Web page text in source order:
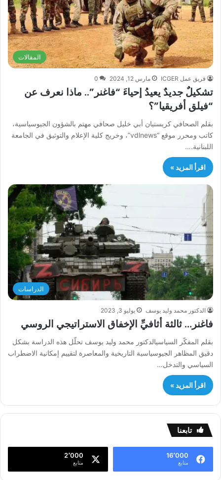
المقالات
فريق عمل ICGER مارس 12, 2024 0
تشكيلٌ جديدٌ يعيدُ إحياءَ “فاغنر”.. ماذا نعرف عن
“فيلق أفريقيا”؟
بقلم الصحافي كريستيان أبي خليل صحافي مهتم بالشؤون الجيوسياسية،
كاتب ومحرر موقع “vdlnews”، وخريج كلية الإعلام والتوثيق في الجامعة
اللبنانية.…
اقرأ المزيد »
الدراسات
الدكتور محمد وليد يوسف يوليو 3, 2023
فاغنر… ثالثة أثافيِّ الإخفاق الاستراتيجي الروسي
بقلم المفكّر السياسيالدكتور محمد وليد يوسف تحلّل هذه الدراسة بشكل
دقيق المظاهر الجيوسياسية التاريخية والمعاصرة لتقييم إمكانية الاضطراب
السياسي والتدخل…
اقرأ المزيد »
تابعنا
16٬000
متابع
2٬000
متابع